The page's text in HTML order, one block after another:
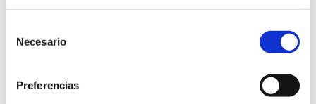
Necesario
Preferencias
Masip. Born in Font de la Figuera in 1523 was the creator
As an illustrious citizen of Font de la Figuera, Bodega La
Viña has honoured the painter by naming the region’s
iconic product – wine – after him. The Juan de Juanes